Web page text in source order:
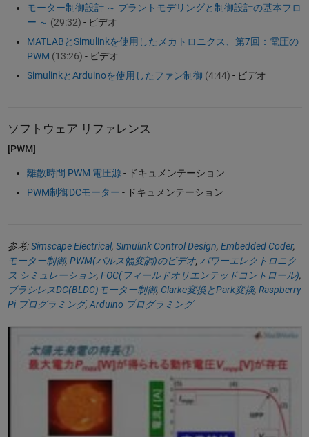
モーター制御設計 ～ プラントモデリングと制御設計の基本フロ
ー ～ (29:32) - ビデオ
MATLABとSimulinkを使用したメカトロニクス、第7回：電圧の
PWM (13:26) - ビデオ
SimulinkとArduinoを使用したファン制御 (4:44) - ビデオ
ソフトウェア リファレンス
[PWM]
離散時間 PWM 電圧源- ドキュメンテーション
PWM制御DCモーター - ドキュメンテーション
参考:Simscape Electrical, Simulink Control Design, Embedded Coder,
モーター制御, PWM(パルス幅変調)のビデオ, パワーエレクトロニク
ス シミュレーション, FOC(フィールドオリエンテッドコントロール),
ブラシレスDC(BLDC)モーター制御, Clarke変換とPark変換, Raspberry
Pi プログラミング,Arduino プログラミング
太陽光発電システムの最大電力追従制御のモデリングとシミュレーシ